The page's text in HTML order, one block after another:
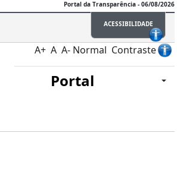
Portal da Transparência - 06/08/2026
ACESSIBILIDADE
A+ A A- Normal Contraste
Portal